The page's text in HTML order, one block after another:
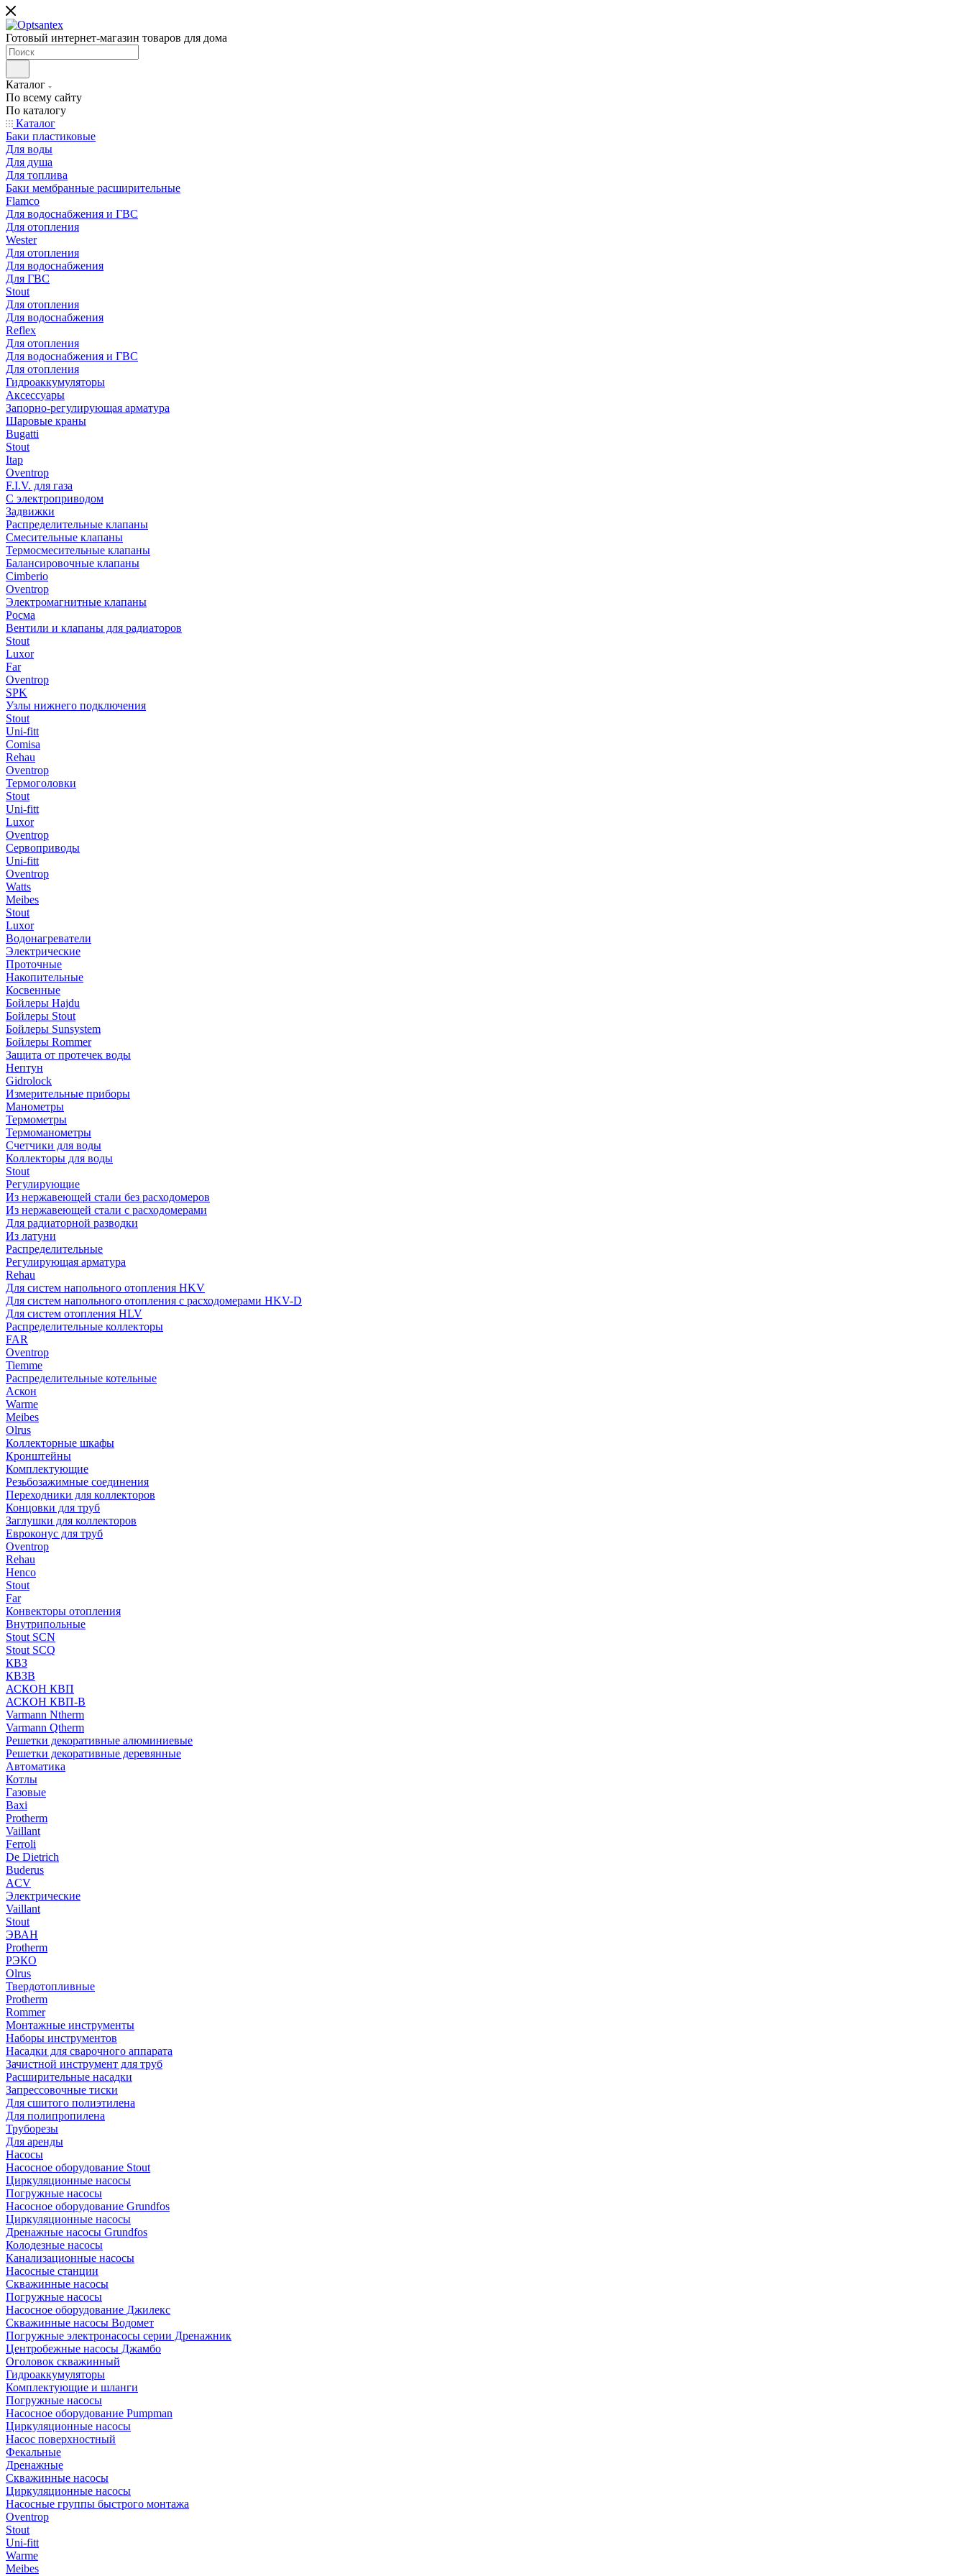
Готовый интернет-магазин товаров для дома
Каталог
По всему сайту
По каталогу
Каталог
Баки пластиковые
Для воды
Для душа
Для топлива
Баки мембранные расширительные
Flamco
Для водоснабжения и ГВС
Для отопления
Wester
Для отопления
Для водоснабжения
Для ГВС
Stout
Для отопления
Для водоснабжения
Reflex
Для отопления
Для водоснабжения и ГВС
Для отопления
Гидроаккумуляторы
Аксессуары
Запорно-регулирующая арматура
Шаровые краны
Bugatti
Stout
Itap
Oventrop
F.I.V. для газа
С электроприводом
Задвижки
Распределительные клапаны
Cмесительные клапаны
Термосмесительные клапаны
Балансировочные клапаны
Cimberio
Oventrop
Электромагнитные клапаны
Росма
Вентили и клапаны для радиаторов
Stout
Luxor
Far
Oventrop
SPK
Узлы нижнего подключения
Stout
Uni-fitt
Comisa
Rehau
Oventrop
Термоголовки
Stout
Uni-fitt
Luxor
Oventrop
Сервоприводы
Uni-fitt
Oventrop
Watts
Meibes
Stout
Luxor
Водонагреватели
Электрические
Проточные
Накопительные
Косвенные
Бойлеры Hajdu
Бойлеры Stout
Бойлеры Sunsystem
Бойлеры Rommer
Защита от протечек воды
Нептун
Gidrolock
Измерительные приборы
Манометры
Термометры
Термоманометры
Счетчики для воды
Коллекторы для воды
Stout
Регулирующие
Из нержавеющей стали без расходомеров
Из нержавеющей стали с расходомерами
Для радиаторной разводки
Из латуни
Распределительные
Регулирующая арматура
Rehau
Для систем напольного отопления HKV
Для систем напольного отопления с расходомерами HKV-D
Для систем отопления HLV
Распределительные коллекторы
FAR
Oventrop
Tiemme
Распределительные котельные
Аскон
Warme
Meibes
Olrus
Коллекторные шкафы
Кронштейны
Комплектующие
Резьбозажимные соединения
Переходники для коллекторов
Концовки для труб
Заглушки для коллекторов
Евроконус для труб
Oventrop
Rehau
Henco
Stout
Far
Конвекторы отопления
Внутрипольные
Stout SCN
Stout SCQ
КВЗ
КВЗВ
АСКОН КВП
АСКОН КВП-В
Varmann Ntherm
Varmann Qtherm
Решетки декоративные алюминиевые
Решетки декоративные деревянные
Автоматика
Котлы
Газовые
Baxi
Protherm
Vaillant
Ferroli
De Dietrich
Buderus
ACV
Электрические
Vaillant
Stout
ЭВАН
Protherm
РЭКО
Olrus
Твердотопливные
Protherm
Rommer
Монтажные инструменты
Наборы инструментов
Насадки для сварочного аппарата
Зачистной инструмент для труб
Расширительные насадки
Запрессовочные тиски
Для сшитого полиэтилена
Для полипропилена
Труборезы
Для аренды
Насосы
Насосное оборудование Stout
Циркуляционные насосы
Погружные насосы
Насосное оборудование Grundfos
Циркуляционные насосы
Дренажные насосы Grundfos
Колодезные насосы
Канализационные насосы
Насосные станции
Скважинные насосы
Погружные насосы
Насосное оборудование Джилекс
Скважинные насосы Водомет
Погружные электронасосы серии Дренажник
Центробежные насосы Джамбо
Оголовок скважинный
Гидроаккумуляторы
Комплектующие и шланги
Погружные насосы
Насосное оборудование Pumpman
Циркуляционные насосы
Насос поверхностный
Фекальные
Дренажные
Скважинные насосы
Циркуляционные насосы
Насосные группы быстрого монтажа
Oventrop
Stout
Uni-fitt
Warme
Meibes